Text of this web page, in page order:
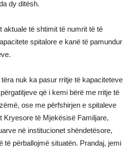
dy ditësh.
aktuale të shtimit të numrit të të
spitalore e kanë të pamundur
nuk ka pasur rritje të kapaciteteve
që i kemi bërë me rritje të
ose me përfshirjen e spitaleve
Kryesore të Mjekësisë Familjare,
në institucionet shëndetësore,
të përballojmë situatën. Prandaj, jemi